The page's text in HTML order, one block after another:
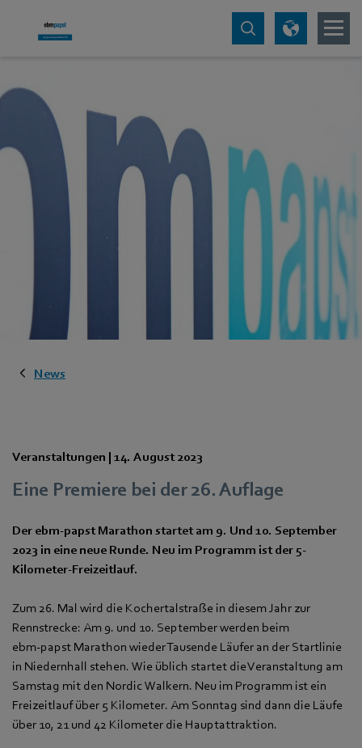
News
Veranstaltungen | 14. August 2023
Eine Premiere bei der 26. Auflage
Der ebm‑papst Marathon startet am 9. Und 10. September
2023 in eine neue Runde. Neu im Programm ist der 5-
Kilometer-Freizeitlauf.
Zum 26. Mal wird die Kochertalstraße in diesem Jahr zur
Rennstrecke: Am 9. und 10. September werden beim
ebm‑papst Marathon wieder Tausende Läufer an der Startlinie
in Niedernhall stehen. Wie üblich startet die Veranstaltung am
Samstag mit den Nordic Walkern. Neu im Programm ist ein
Freizeitlauf über 5 Kilometer. Am Sonntag sind dann die Läufe
über 10, 21 und 42 Kilometer die Hauptattraktion.